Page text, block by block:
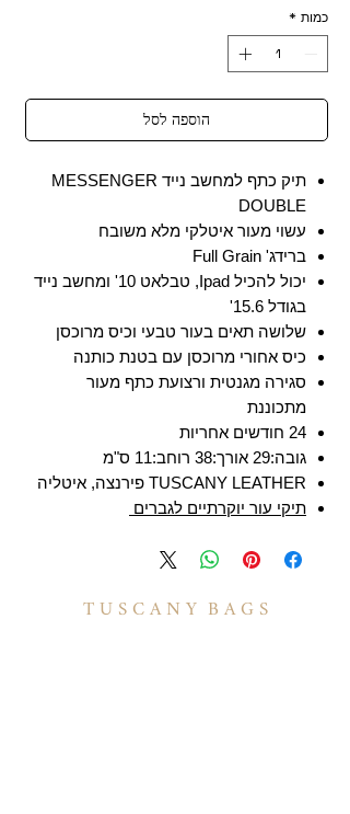
כמות *
הוספה לסל
תיק כתף למחשב נייד MESSENGER
DOUBLE
עשוי מעור איטלקי מלא משובח
ברידג' Full Grain
יכול להכיל Ipad, טבלאט 10' ומחשב נייד
בגודל 15.6'
שלושה תאים בעור טבעי וכיס מרוכסן
כיס אחורי מרוכסן עם בטנת כותנה
סגירה מגנטית ורצועת כתף מעור
מתכוננת
24 חודשים אחריות
גובה:29 אורך:38 רוחב:11 ס"מ
TUSCANY LEATHER פירנצה, איטליה
תיקי עור יוקרתיים לגברים
T U S C A N Y B A G S